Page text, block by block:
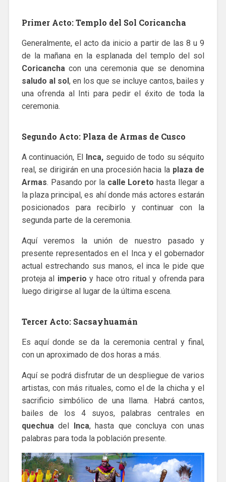
Primer Acto: Templo del Sol Coricancha
Generalmente, el acto da inicio a partir de las 8 u 9
de la mañana en la esplanada del templo del sol
Coricanchacon una ceremonia que se denomina
saludo al sol, en los que se incluye cantos, bailes y
una ofrenda al Inti para pedir el éxito de toda la
ceremonia.
Segundo Acto: Plaza de Armas de Cusco
A continuación, El Inca,seguido de todo su séquito
real, se dirigirán en una procesión hacia la plaza de
Armas. Pasando por la calle Loreto hasta llegar a
la plaza principal, es ahí donde más actores estarán
posicionados para recibirlo y continuar con la
segunda parte de la ceremonia.
Aquí veremos la unión de nuestro pasado y
presente representados en el Inca y el gobernador
actual estrechando sus manos, el inca le pide que
proteja al imperio y hace otro ritual y ofrenda para
luego dirigirse al lugar de la última escena.
Tercer Acto: Sacsayhuamán
Es aquí donde se da la ceremonia central y final,
con un aproximado de dos horas a más.
Aquí se podrá disfrutar de un despliegue de varios
artistas, con más rituales, como el de la chicha y el
sacrificio simbólico de una llama. Habrá cantos,
bailes de los 4 suyos, palabras centrales en
quechuadel Inca, hasta que concluya con unas
palabras para toda la población presente.